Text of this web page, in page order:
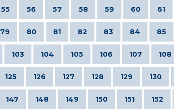
55 56 57 58 59 60 61
79 80 81 82 83 84 85
103 104 105 106 107 108
125 126 127 128 129 130
147 148 149 150 151 152